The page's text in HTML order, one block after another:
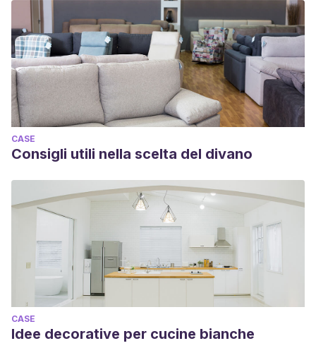
CASE
Consigli utili nella scelta del divano
CASE
Idee decorative per cucine bianche